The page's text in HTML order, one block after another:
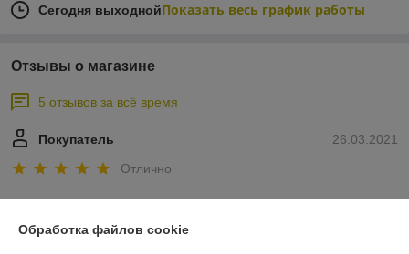
Сегодня выходнойПоказать весь график работы
Отзывы о магазине
5 отзывов за всё время
26.03.2021
Покупатель
Отлично
Всё качественно а главное в оговоренные сроки! Советуем,
рекомендуем, будем обращаться дальше к ребятам в компанию
Сварим Металл!
Обработка файлов cookie